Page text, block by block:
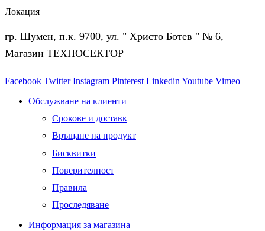
Локация
гр. Шумен, п.к. 9700, ул. " Христо Ботев " № 6,
Магазин ТЕХНОСЕКТОР
Facebook Twitter Instagram Pinterest Linkedin Youtube Vimeo
Обслужване на клиенти
Срокове и доставк
Връщане на продукт
Бисквитки
Поверителност
Правила
Проследяване
Информация за магазина